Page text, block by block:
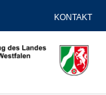
KONTAKT